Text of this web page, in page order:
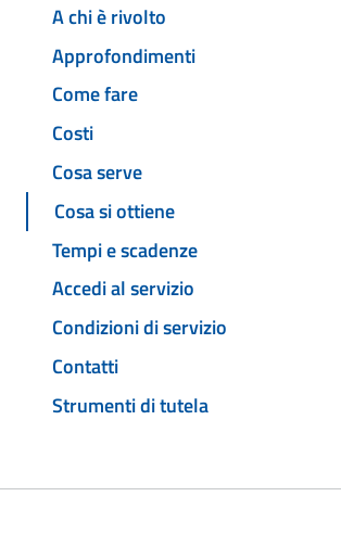
A chi è rivolto
Approfondimenti
Come fare
Costi
Cosa serve
Cosa si ottiene
Tempi e scadenze
Accedi al servizio
Condizioni di servizio
Contatti
Strumenti di tutela